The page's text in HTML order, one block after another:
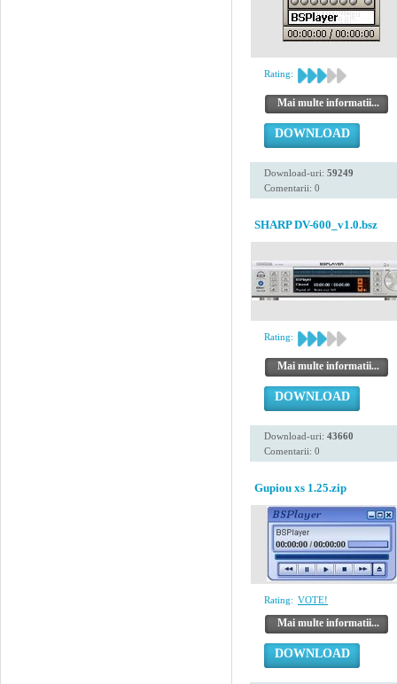
Rating:
Mai multe informatii...
DOWNLOAD
Download-uri: 59249
Comentarii: 0
SHARP DV-600_v1.0.bsz
Rating:
Mai multe informatii...
DOWNLOAD
Download-uri: 43660
Comentarii: 0
Gupiou xs 1.25.zip
Rating: VOTE!
Mai multe informatii...
DOWNLOAD